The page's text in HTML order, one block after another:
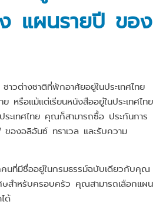
ง แผนรายปี ของ
าวต่างชาติที่พักอาศัยอยู่ในประเทศไทย
ย หรือแม้แต่เรียนหนังสืออยู่ในประเทศไทย
ระเทศไทย คุณก็สามารถซื้อ ประกันการ
องอลิอันซ์ ทราเวล และรับความ
นที่มีชื่ออยู่ในกรมธรรม์ฉบับเดียวกับคุณ
ษสำหรับครอบครัว คุณสามารถเลือกแผน
ด้